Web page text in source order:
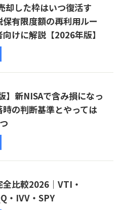
却した枠はいつ復活す
保有限度額の再利用ルー
けに解説【2026年版】
】新NISAで含み損になっ
時の判断基準とやっては
比較2026｜VTI・
・IVV・SPY